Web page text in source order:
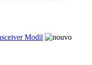
Modil